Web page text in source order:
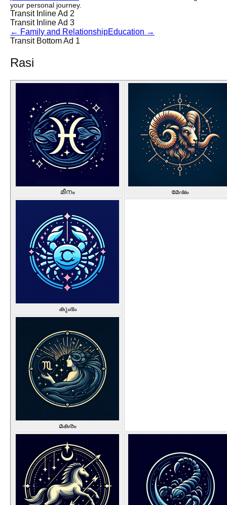
your personal journey.
Transit Inline Ad 2
Transit Inline Ad 3
← Family and RelationshipEducation →
Transit Bottom Ad 1
Rasi
മീനം മേഷം
കുംഭം
മകരം